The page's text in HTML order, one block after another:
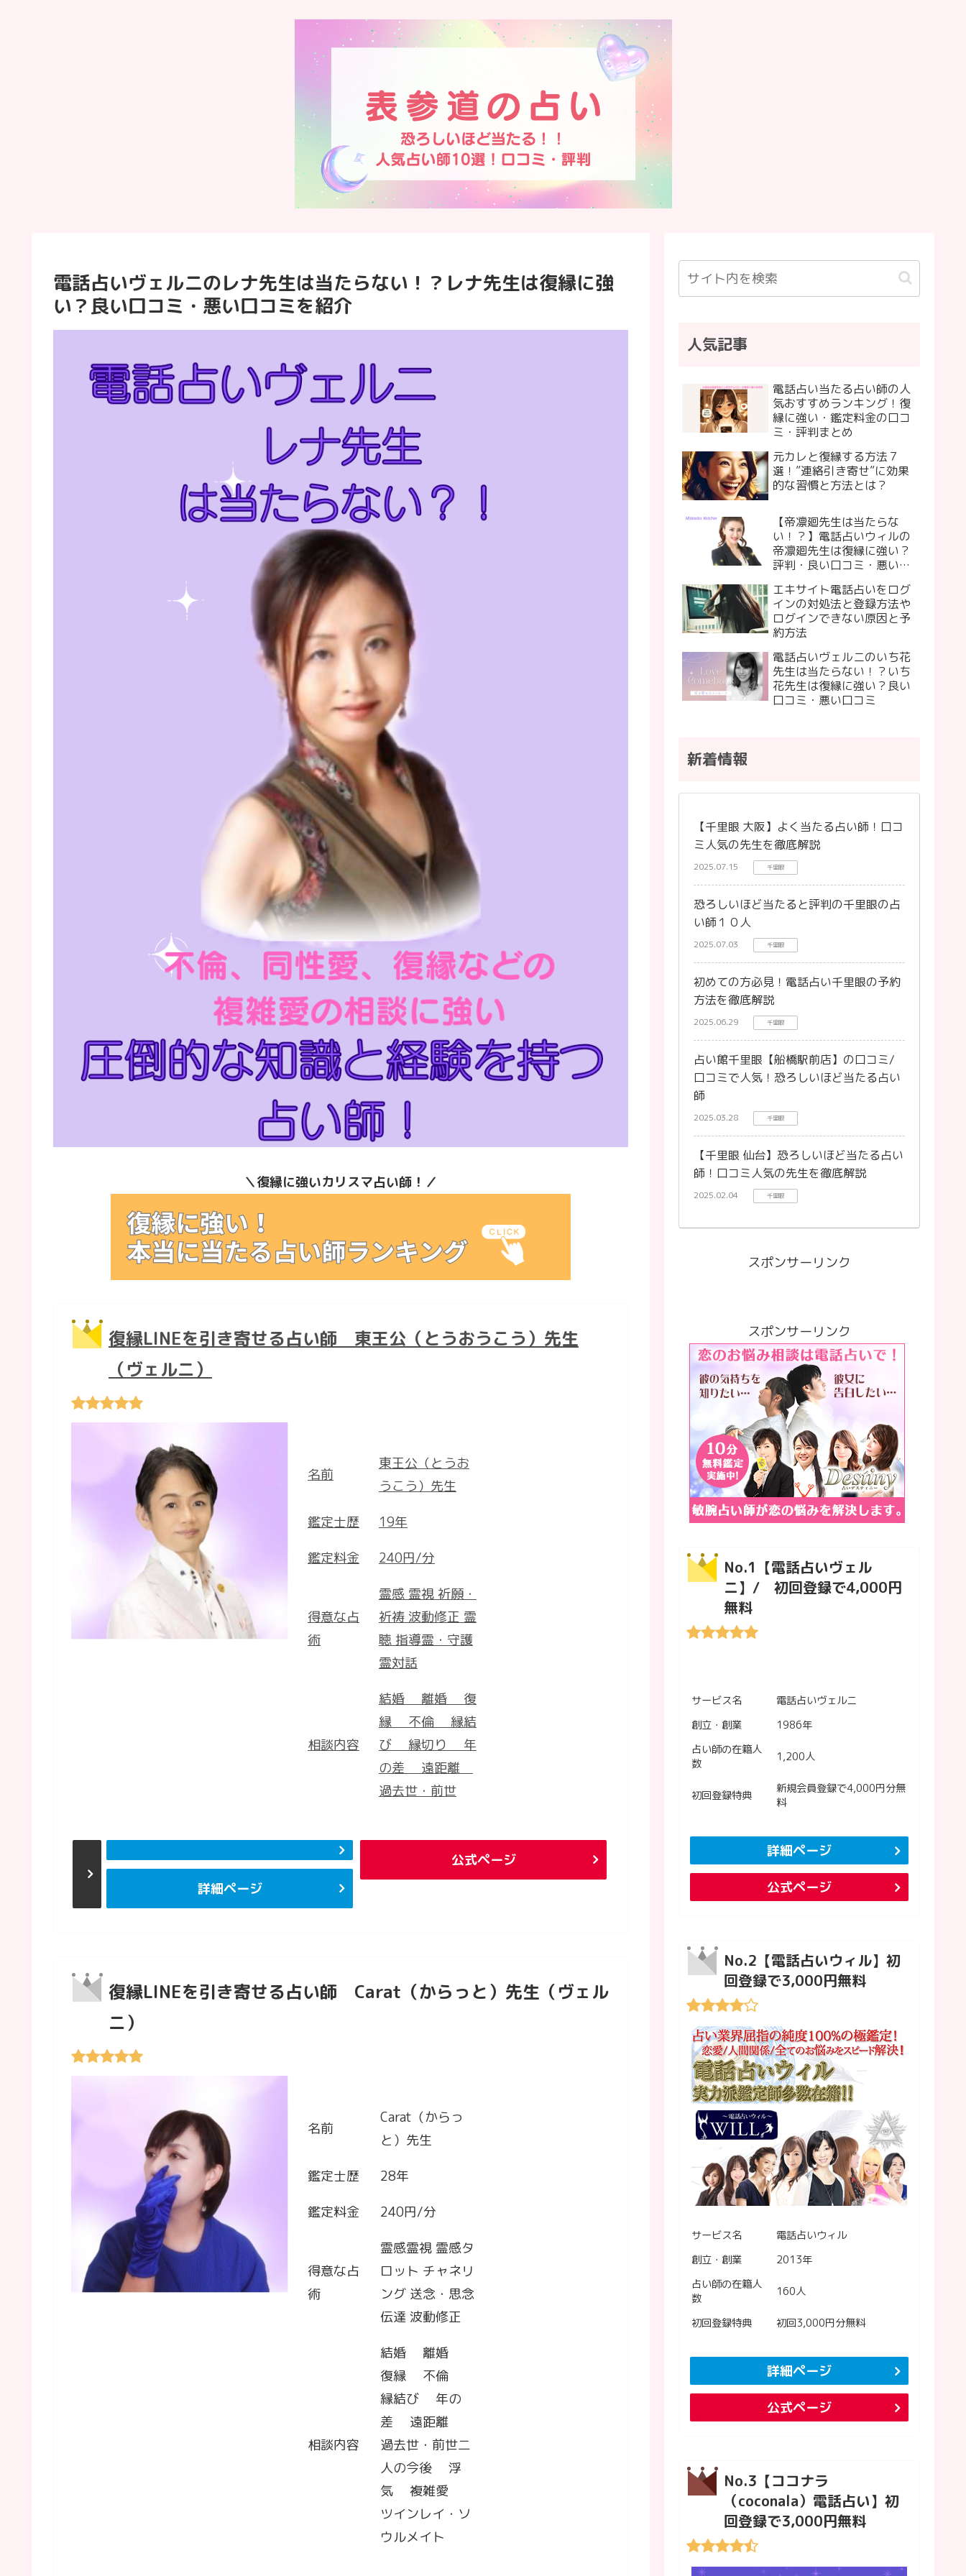
電話占いヴェルニのレナ先生は当たらない！？レナ先生は復縁に強
い？良い口コミ・悪い口コミを紹介
＼復縁に強いカリスマ占い師！／
復縁LINEを引き寄せる占い師 東王公（とうおうこう）先生
（ヴェルニ）
名前
東王公（とうお
うこう）先生
鑑定士歴
19年
鑑定料金
240円/分
得意な占
術
霊感 霊視 祈願・
祈祷 波動修正 霊
聴 指導霊・守護
霊対話
相談内容
結婚 離婚 復
縁 不倫 縁結
び 縁切り 年
の差 遠距離
過去世・前世
詳細ページ
公式ページ
復縁LINEを引き寄せる占い師 Carat（からっと）先生（ヴェル
ニ）
名前
Carat（からっ
と）先生
鑑定士歴
28年
鑑定料金
240円/分
得意な占
術
霊感霊視 霊感タ
ロット チャネリ
ング 送念・思念
伝達 波動修正
相談内容
結婚 離婚
復縁 不倫
縁結び 年の
差 遠距離
過去世・前世二
人の今後 浮
気 複雑愛
ツインレイ・ソ
ウルメイト
人気記事
電話占い当たる占い師の人
気おすすめランキング！復
縁に強い・鑑定料金の口コ
ミ・評判まとめ
元カレと復縁する方法７
選！”連絡引き寄せ”に効果
的な習慣と方法とは？
【帝凛廻先生は当たらな
い！？】電話占いウィルの
帝凛廻先生は復縁に強い？
評判・良い口コミ・悪い口
エキサイト電話占いをログ
インの対処法と登録方法や
ログインできない原因と予
約方法
電話占いヴェルニのいち花
先生は当たらない！？いち
花先生は復縁に強い？良い
口コミ・悪い口コミ
新着情報
【千里眼 大阪】よく当たる占い師！口コ
ミ人気の先生を徹底解説
2025.07.15 千里眼
恐ろしいほど当たると評判の千里眼の占
い師１０人
2025.07.03 千里眼
初めての方必見！電話占い千里眼の予約
方法を徹底解説
2025.06.29 千里眼
占い館千里眼【船橋駅前店】の口コミ/
口コミで人気！恐ろしいほど当たる占い
師
2025.03.28 千里眼
【千里眼 仙台】恐ろしいほど当たる占い
師！口コミ人気の先生を徹底解説
2025.02.04 千里眼
スポンサーリンク
スポンサーリンク
No.1【電話占いヴェル
ニ】/ 初回登録で4,000円
無料
サービス名
電話占いヴェルニ
創立・創業
1986年
占い師の在籍人
数
1,200人
初回登録特典
新規会員登録で4,000円分無
料
詳細ページ
公式ページ
No.2【電話占いウィル】初
回登録で3,000円無料
サービス名
電話占いウィル
創立・創業
2013年
占い師の在籍人
数
160人
初回登録特典 初回3,000円分無料
詳細ページ
公式ページ
No.3【ココナラ
（coconala）電話占い】初
回登録で3,000円無料